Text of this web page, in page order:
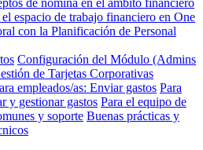
espacio de trabajo financiero en One
con la Planificación de Personal
Configuración del Módulo (Admins
de Tarjetas Corporativas
empleados/as: Enviar gastos Para
y gestionar gastos Para el equipo de
y soporte Buenas prácticas y